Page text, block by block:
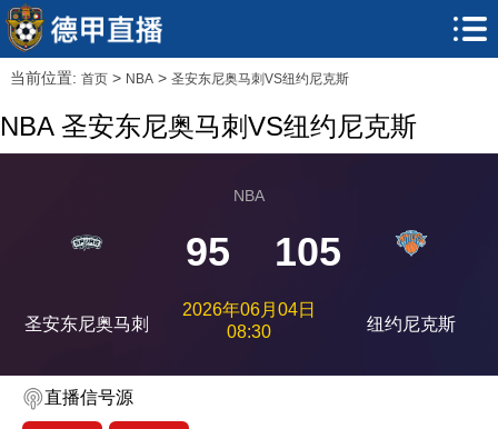
当前位置: 首页> NBA> 圣安东尼奥马刺VS纽约尼克斯
NBA 圣安东尼奥马刺VS纽约尼克斯
圣安东尼奥马刺
NBA
95 105
2026年06月04日
08:30
纽约尼克斯
直播信号源